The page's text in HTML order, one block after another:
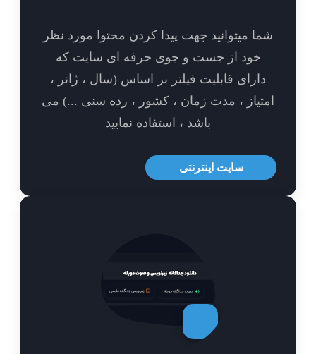
میتوانید جهت پیدا کردن محتوا مورد نظر
خود از جست و جوی حرفه ای سایت که
دارای قابلیت فیلتر بر اساس (سال ، ژانر ،
، مدت زمان ، کشور ، رده سنی ...) می
باشد ، استفاده نمایید
سایت اینترنتی